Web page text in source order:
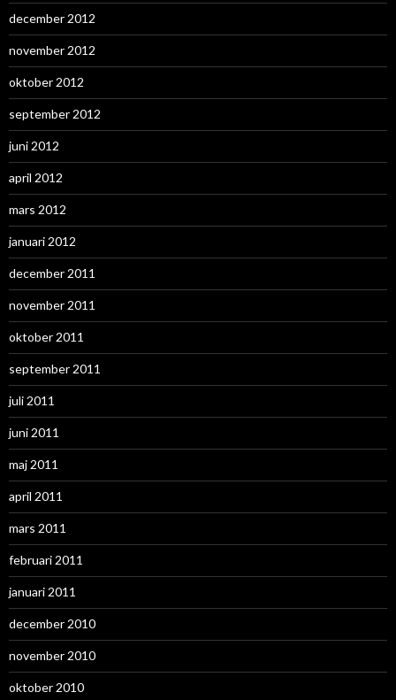
december 2012
november 2012
oktober 2012
september 2012
juni 2012
april 2012
mars 2012
januari 2012
december 2011
november 2011
oktober 2011
september 2011
juli 2011
juni 2011
maj 2011
april 2011
mars 2011
februari 2011
januari 2011
december 2010
november 2010
oktober 2010